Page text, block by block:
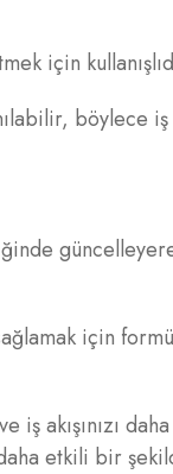
için
böylece iş
için
akışınızı
etkili bir